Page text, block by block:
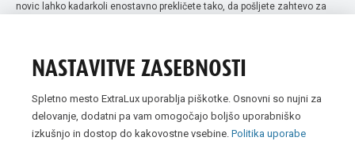
novic lahko kadarkoli enostavno prekličete tako, da pošljete zahtevo za
NASTAVITVE ZASEBNOSTI
Spletno mesto ExtraLux uporablja piškotke. Osnovni so nujni za
delovanje, dodatni pa vam omogočajo boljšo uporabniško
izkušnjo in dostop do kakovostne vsebine. Politika uporabe